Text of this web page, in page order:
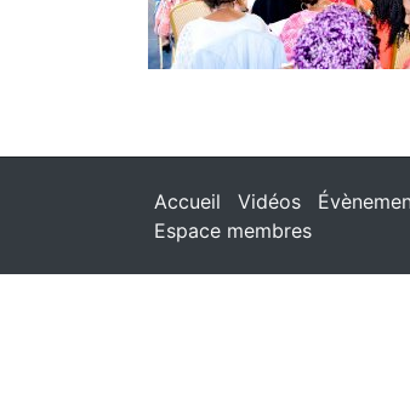
Accueil Vidéos
Espace membres